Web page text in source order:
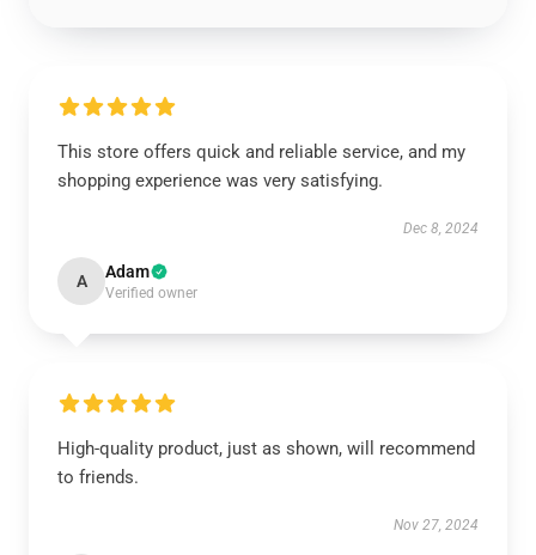
This store offers quick and reliable service, and my
shopping experience was very satisfying.
Dec 8, 2024
A Adam
Verified owner
High-quality product, just as shown, will recommend
to friends.
Nov 27, 2024